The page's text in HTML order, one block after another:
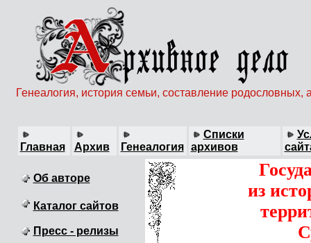
Генеалогия, история семьи, составление родословных,
Главная Архив Генеалогия
Списки
архивов
Об авторе
Каталог сайтов
Пресс - релизы
из